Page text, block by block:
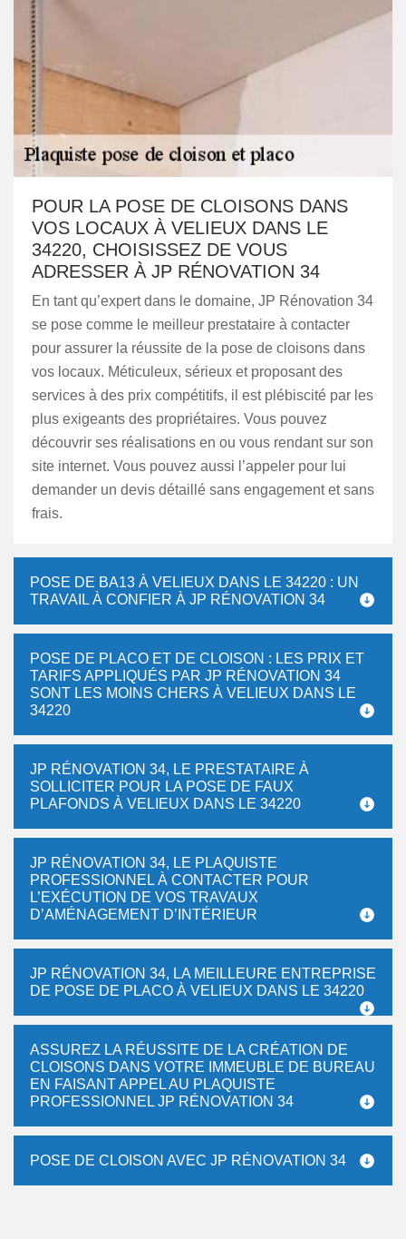
POUR LA POSE DE CLOISONS DANS
VOS LOCAUX À VELIEUX DANS LE
34220, CHOISISSEZ DE VOUS
ADRESSER À JP RÉNOVATION 34
En tant qu’expert dans le domaine, JP Rénovation 34
se pose comme le meilleur prestataire à contacter
pour assurer la réussite de la pose de cloisons dans
vos locaux. Méticuleux, sérieux et proposant des
services à des prix compétitifs, il est plébiscité par les
plus exigeants des propriétaires. Vous pouvez
découvrir ses réalisations en ou vous rendant sur son
site internet. Vous pouvez aussi l’appeler pour lui
demander un devis détaillé sans engagement et sans
frais.
POSE DE BA13 À VELIEUX DANS LE 34220 : UN
TRAVAIL À CONFIER À JP RÉNOVATION 34
POSE DE PLACO ET DE CLOISON : LES PRIX ET
TARIFS APPLIQUÉS PAR JP RÉNOVATION 34
SONT LES MOINS CHERS À VELIEUX DANS LE
34220
JP RÉNOVATION 34, LE PRESTATAIRE À
SOLLICITER POUR LA POSE DE FAUX
PLAFONDS À VELIEUX DANS LE 34220
JP RÉNOVATION 34, LE PLAQUISTE
PROFESSIONNEL À CONTACTER POUR
L’EXÉCUTION DE VOS TRAVAUX
D’AMÉNAGEMENT D’INTÉRIEUR
JP RÉNOVATION 34, LA MEILLEURE ENTREPRISE
DE POSE DE PLACO À VELIEUX DANS LE 34220
ASSUREZ LA RÉUSSITE DE LA CRÉATION DE
CLOISONS DANS VOTRE IMMEUBLE DE BUREAU
EN FAISANT APPEL AU PLAQUISTE
PROFESSIONNEL JP RÉNOVATION 34
POSE DE CLOISON AVEC JP RÉNOVATION 34